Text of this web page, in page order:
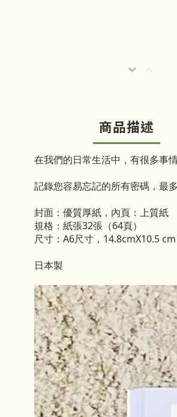
商品描述
在我們的日常生活中，有很多事
記錄您容易忘記的所有密碼，最
封面：優質厚紙，內頁：上質紙
規格：紙張32張（64頁）
尺寸：A6尺寸，14.8cmX10.5 cm
日本製